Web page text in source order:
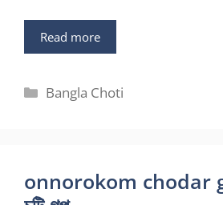
Read more
Categories
Bangla Choti
onnorokom chodar